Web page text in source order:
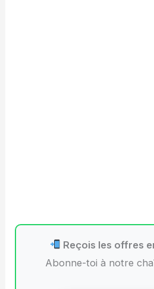
Reçois les offres
Abonne-toi à notre